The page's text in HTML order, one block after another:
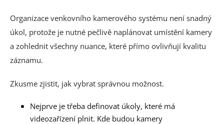
Organizace venkovního kamerového systému není snadný
úkol, protože je nutné pečlivě naplánovat umístění kamery
a zohlednit všechny nuance, které přímo ovlivňují kvalitu
záznamu.
Zkusme zjistit, jak vybrat správnou možnost.
Nejprve je třeba definovat úkoly, které má
videozařízení plnit. Kde budou kamery